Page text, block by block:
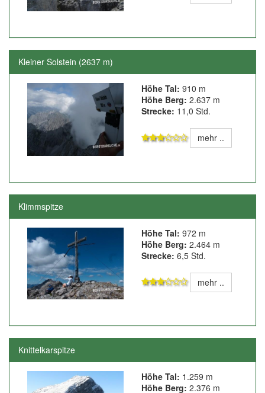
Kleiner Solstein (2637 m)
Höhe Tal: 910 m
Höhe Berg: 2.637 m
Strecke: 11,0 Std.
mehr ..
Klimmspitze
Höhe Tal: 972 m
Höhe Berg: 2.464 m
Strecke: 6,5 Std.
mehr ..
Knittelkarspitze
Höhe Tal: 1.259 m
Höhe Berg: 2.376 m